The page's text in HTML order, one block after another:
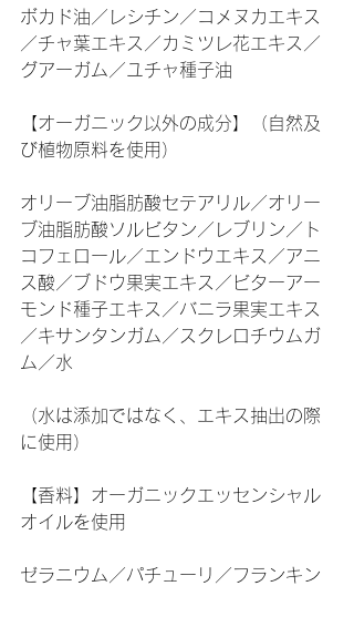
ボカド油／レシチン／コメヌカエキス
／チャ葉エキス／カミツレ花エキス／
グアーガム／ユチャ種子油
【オーガニック以外の成分】（自然及
び植物原料を使用）
オリーブ油脂肪酸セテアリル／オリー
ブ油脂肪酸ソルビタン／レブリン／ト
コフェロール／エンドウエキス／アニ
ス酸／ブドウ果実エキス／ビターアー
モンド種子エキス／バニラ果実エキス
／キサンタンガム／スクレロチウムガ
ム／水
（水は添加ではなく、エキス抽出の際
に使用）
【香料】オーガニックエッセンシャル
オイルを使用
ゼラニウム／パチューリ／フランキン